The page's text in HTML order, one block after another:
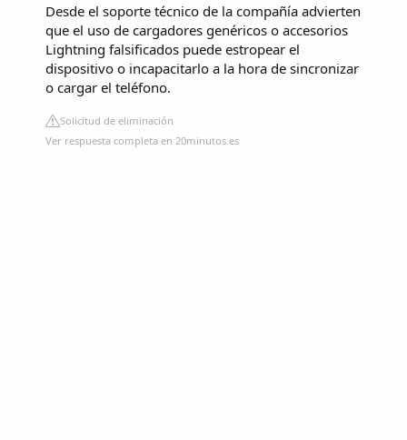
Desde el soporte técnico de la compañía advierten
que el uso de cargadores genéricos o accesorios
Lightning falsificados puede estropear el
dispositivo o incapacitarlo a la hora de sincronizar
o cargar el teléfono.
Solicitud de eliminación
Ver respuesta completa en 20minutos.es